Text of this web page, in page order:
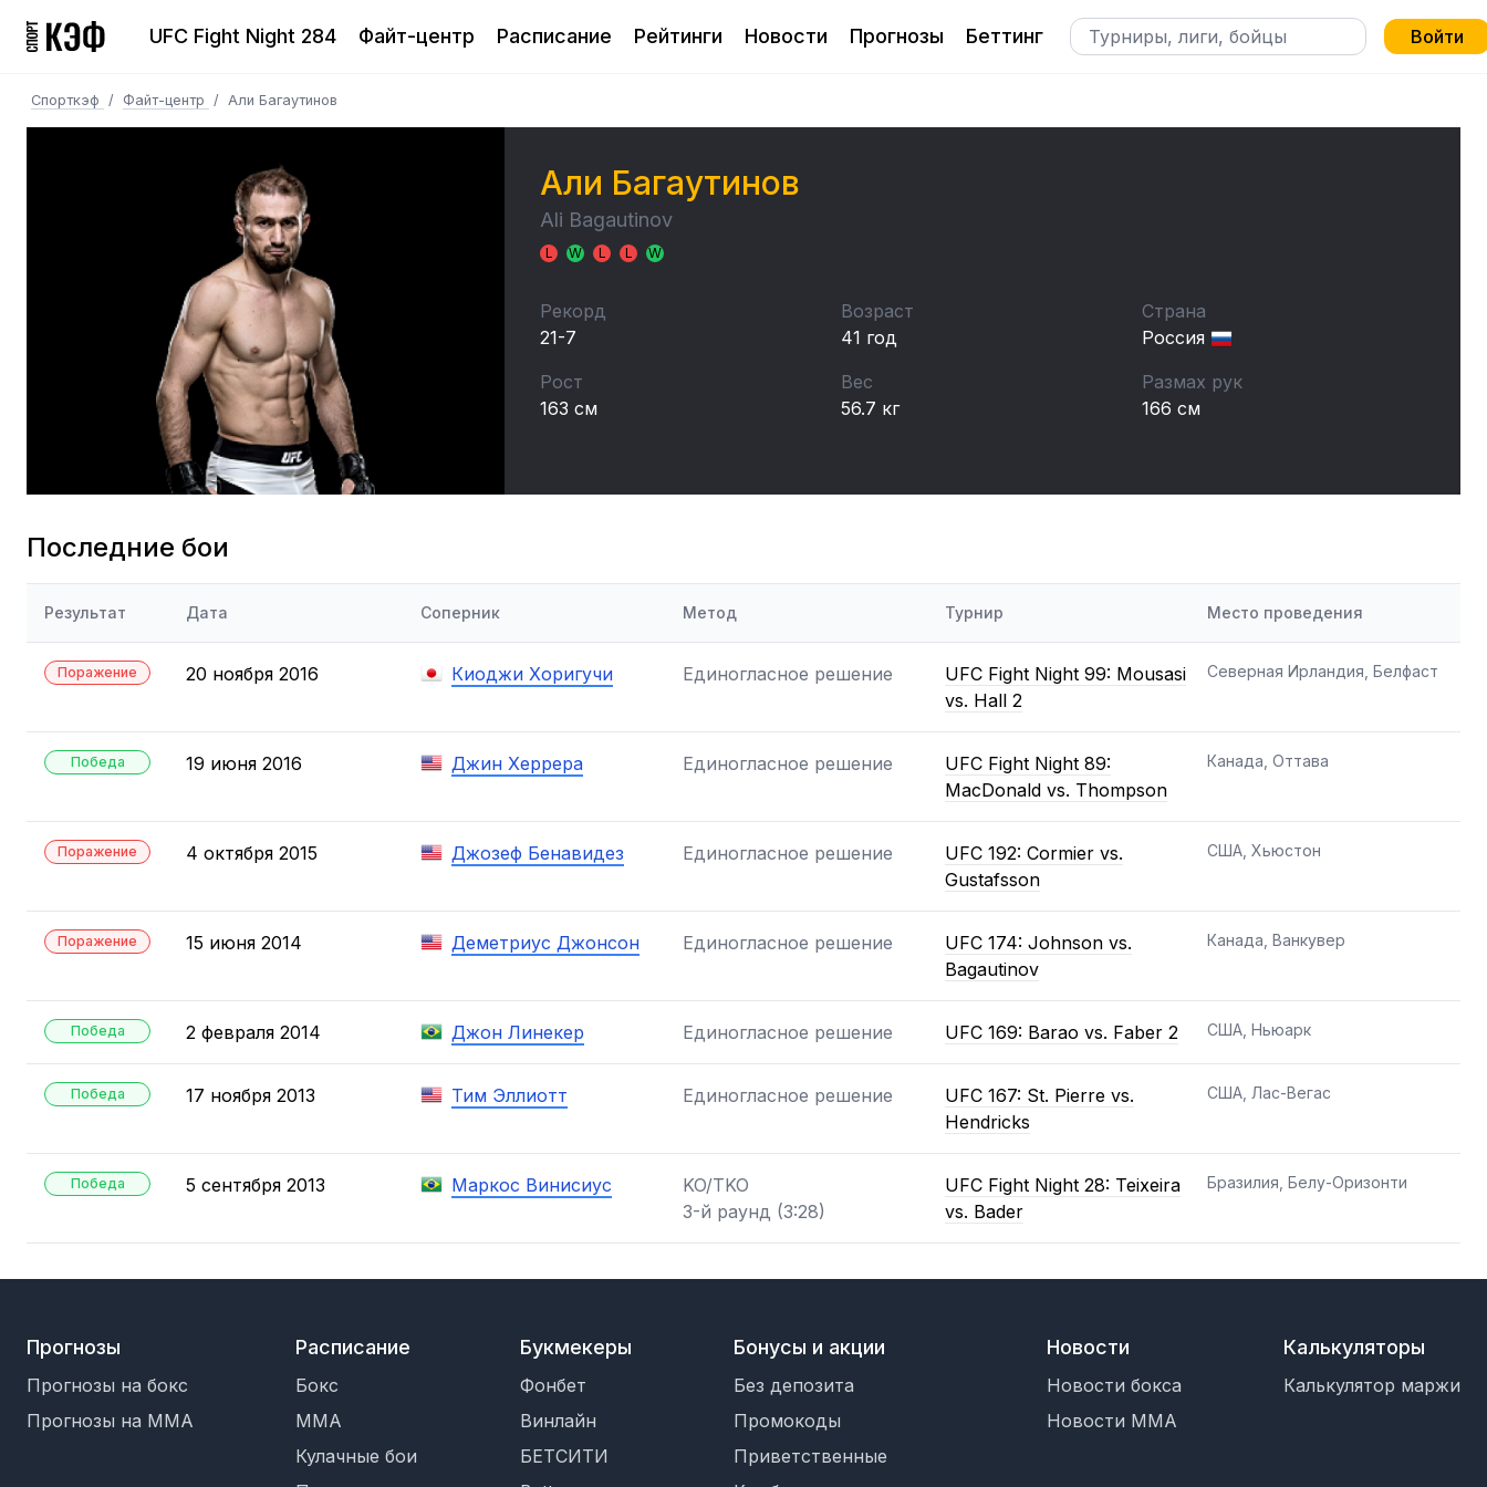
UFC Fight Night 284 Файт-центр Расписание Рейтинги Новости Прогнозы Беттинг Войти
Спорткэф / Файт-центр / Али Багаутинов
Али Багаутинов
Ali Bagautinov
L W L L W
Рекорд
21-7
Возраст
41 год
Страна
Россия
Рост
163 см
Вес
56.7 кг
Размах рук
166 см
Последние бои
Результат Дата Соперник Метод Турнир Место проведения
Поражение 20 ноября 2016 Киоджи Хоригучи Единогласное решение
UFC Fight Night 99: Mousasi
vs. Hall 2
Северная Ирландия, Белфаст
Победа 19 июня 2016 Джин Херрера Единогласное решение
UFC Fight Night 89:
MacDonald vs. Thompson
Канада, Оттава
Поражение 4 октября 2015 Джозеф Бенавидез Единогласное решение
UFC 192: Cormier vs.
Gustafsson
США, Хьюстон
Поражение 15 июня 2014 Деметриус Джонсон Единогласное решение
UFC 174: Johnson vs.
Bagautinov
Канада, Ванкувер
Победа 2 февраля 2014 Джон Линекер Единогласное решение UFC 169: Barao vs. Faber 2 США, Ньюарк
Победа 17 ноября 2013 Тим Эллиотт Единогласное решение
UFC 167: St. Pierre vs.
Hendricks
США, Лас-Вегас
Победа 5 сентября 2013 Маркос Винисиус
KO/TKO
3-й раунд (3:28)
UFC Fight Night 28: Teixeira
vs. Bader
Бразилия, Белу-Оризонти
Прогнозы
Прогнозы на бокс
Прогнозы на MMA
Расписание
Бокс
MMA
Кулачные бои
Букмекеры
Фонбет
Винлайн
БЕТСИТИ
Бонусы и акции
Без депозита
Промокоды
Приветственные
Новости
Новости бокса
Новости MMA
Калькуляторы
Калькулятор маржи